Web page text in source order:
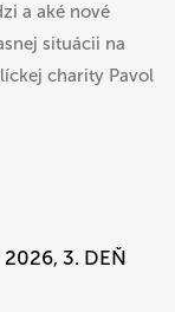
a aké nové
situácii na
charity Pavol
2026, 3. DEŇ